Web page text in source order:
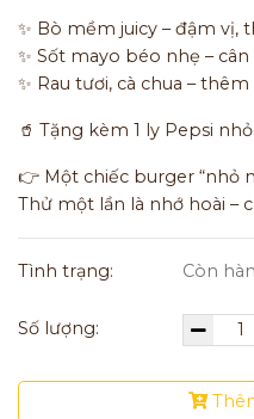
✨ Bò mềm juicy – đậm vị,
✨ Sốt mayo béo nhẹ –
✨ Rau tươi, cà chua –
🥤 Tặng kèm 1 ly Pepsi
👉 Một chiếc burger “nhỏ
Thử một lần là nhớ hoài –
Tình trạng: Còn
Số lượng: